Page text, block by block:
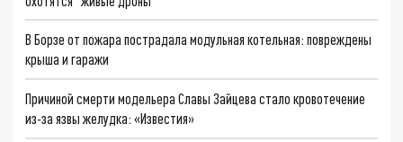
В Борзе от пожара пострадала модульная котельная: повреждены
крыша и гаражи
Причиной смерти модельера Славы Зайцева стало кровотечение
из-за язвы желудка: «Известия»